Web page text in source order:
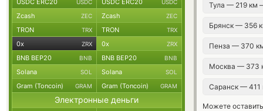
Тула — 219 км
Брянск — 356
Пенза — 370
Москва —
Саранск —
Можете
USDC ERC20 USDC USDC ERC20 USDC
Zcash ZEC Zcash ZEC
TRON TRX TRON TRX
0x ZRX 0x ZRX
BNB BEP20 BNB BNB BEP20 BNB
Solana SOL Solana SOL
Gram (Toncoin) GRAM Gram (Toncoin) GRAM
Электронные деньги